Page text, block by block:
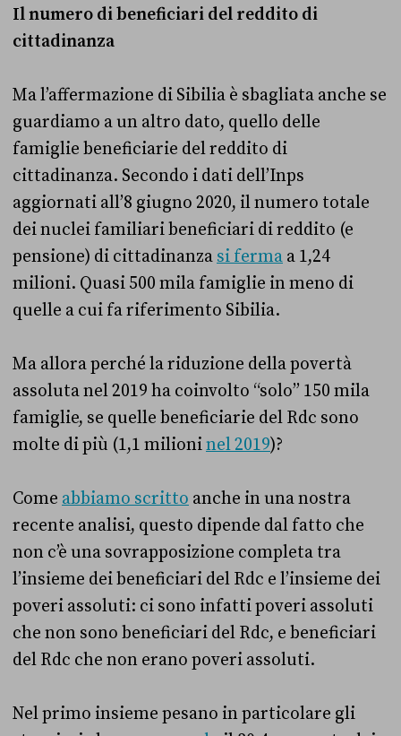
Il numero di beneficiari del reddito di
cittadinanza
Ma l’affermazione di Sibilia è sbagliata anche se
guardiamo a un altro dato, quello delle
famiglie beneficiarie del reddito di
cittadinanza. Secondo i dati dell’Inps
aggiornati all’8 giugno 2020, il numero totale
dei nuclei familiari beneficiari di reddito (e
pensione) di cittadinanza si ferma a 1,24
milioni. Quasi 500 mila famiglie in meno di
quelle a cui fa riferimento Sibilia.
Ma allora perché la riduzione della povertà
assoluta nel 2019 ha coinvolto “solo” 150 mila
famiglie, se quelle beneficiarie del Rdc sono
molte di più (1,1 milioninel 2019)?
Come abbiamo scritto anche in una nostra
recente analisi, questo dipende dal fatto che
non c’è una sovrapposizione completa tra
l’insieme dei beneficiari del Rdc e l’insieme dei
poveri assoluti: ci sono infatti poveri assoluti
che non sono beneficiari del Rdc, e beneficiari
del Rdc che non erano poveri assoluti.
Nel primo insieme pesano in particolare gli